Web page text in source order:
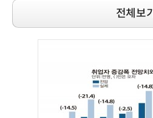
전체보기